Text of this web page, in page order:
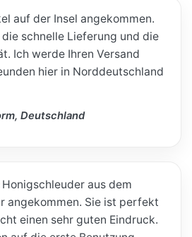
auf der Insel angekommen.
schnelle Lieferung und die
Ich werde Ihren Versand
hier in Norddeutschland
Deutschland
aus dem
angekommen. Sie ist perfekt
einen sehr guten Eindruck.